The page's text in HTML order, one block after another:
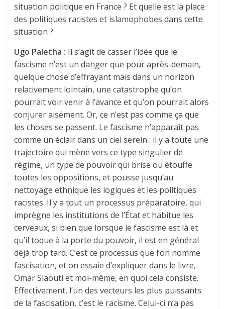
situation politique en France ? Et quelle est la place
des politiques racistes et islamophobes dans cette
situation ?
Ugo Paletha : Il s’agit de casser l’idée que le
fascisme n’est un danger que pour après-demain,
quelque chose d’effrayant mais dans un horizon
relativement lointain, une catastrophe qu’on
pourrait voir venir à l’avance et qu’on pourrait alors
conjurer aisément. Or, ce n’est pas comme ça que
les choses se passent. Le fascisme n’apparaît pas
comme un éclair dans un ciel serein : il y a toute une
trajectoire qui mène vers ce type singulier de
régime, un type de pouvoir qui brise ou étouffe
toutes les oppositions, et pousse jusqu’au
nettoyage ethnique les logiques et les politiques
racistes. Il y a tout un processus préparatoire, qui
imprègne les institutions de l’État et habitue les
cerveaux, si bien que lorsque le fascisme est là et
qu’il toque à la porte du pouvoir, il est en général
déjà trop tard. C’est ce processus que l’on nomme
fascisation, et on essaie d’expliquer dans le livre,
Omar Slaouti et moi-même, en quoi cela consiste.
Effectivement, l’un des vecteurs les plus puissants
de la fascisation, c’est le racisme. Celui-ci n’a pas